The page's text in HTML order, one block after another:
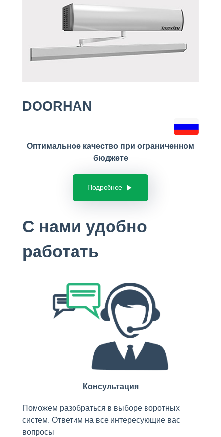
DOORHAN
Оптимальное качество при ограниченном
бюджете
Подробнее
С нами удобно
работать
Консультация
Поможем разобраться в выборе воротных
систем. Ответим на все интересующие вас
вопросы